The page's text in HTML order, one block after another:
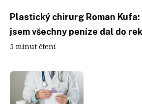
Plastický chirurg Roman
jsem všechny peníze dal do
5 minut čtení